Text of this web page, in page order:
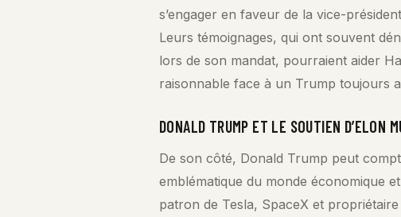
s’engager en faveur de la vice-
Leurs témoignages, qui ont souvent
lors de son mandat, pourraient aider
raisonnable face à un Trump toujours
DONALD TRUMP ET LE SOUTIEN D’ELON
De son côté, Donald Trump peut
emblématique du monde économique
patron de Tesla, SpaceX et